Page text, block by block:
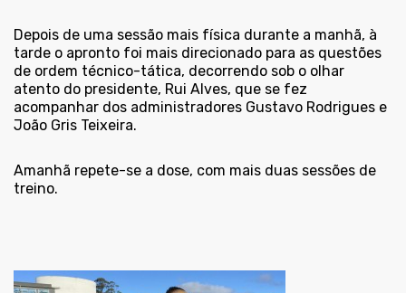
Depois de uma sessão mais física durante a manhã, à
tarde o apronto foi mais direcionado para as questões
de ordem técnico-tática, decorrendo sob o olhar
atento do presidente, Rui Alves, que se fez
acompanhar dos administradores Gustavo Rodrigues e
João Gris Teixeira.
Amanhã repete-se a dose, com mais duas sessões de
treino.